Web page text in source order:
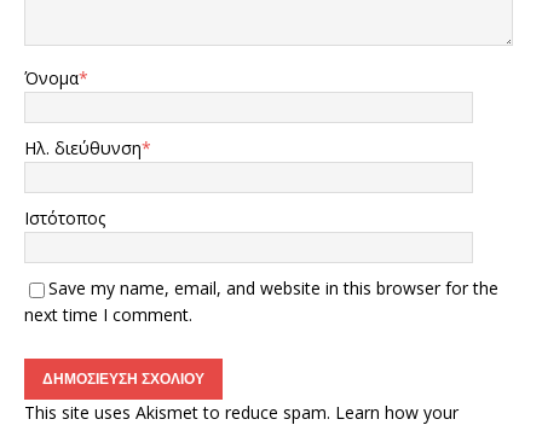
Όνομα*
Ηλ. διεύθυνση*
Ιστότοπος
Save my name, email, and website in this browser for the
next time I comment.
This site uses Akismet to reduce spam. Learn how your